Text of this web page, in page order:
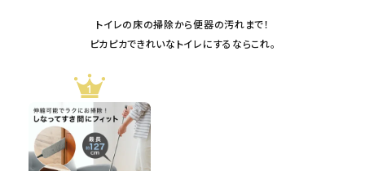
トイレの床の掃除から便器の汚れまで！
ピカピカできれいなトイレにするならこれ。